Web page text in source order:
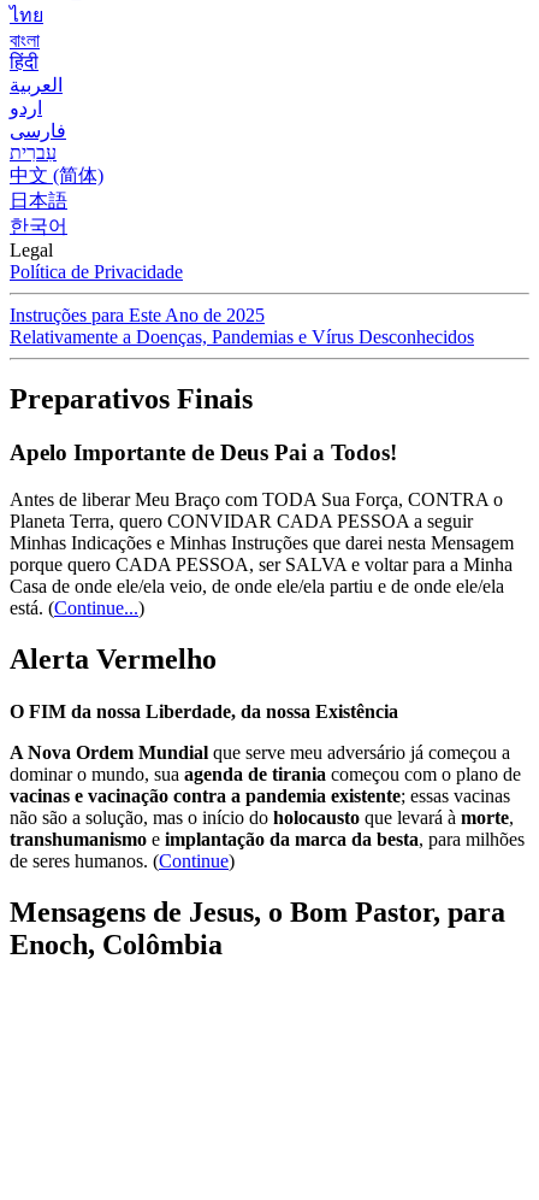
ไทย
বাংলা
हिंदी
العربية
اردو
فارسی
עִברִית
中文 (简体)
日本語
한국어
Legal
Política de Privacidade
Instruções para Este Ano de 2025
Relativamente a Doenças, Pandemias e Vírus Desconhecidos
Preparativos Finais
Apelo Importante de Deus Pai a Todos!
Antes de liberar Meu Braço com TODA Sua Força, CONTRA o
Planeta Terra, quero CONVIDAR CADA PESSOA a seguir
Minhas Indicações e Minhas Instruções que darei nesta Mensagem
porque quero CADA PESSOA, ser SALVA e voltar para a Minha
Casa de onde ele/ela veio, de onde ele/ela partiu e de onde ele/ela
está. (Continue...)
Alerta Vermelho
O FIM da nossa Liberdade, da nossa Existência
A Nova Ordem Mundial que serve meu adversário já começou a
dominar o mundo, sua agenda de tirania começou com o plano de
vacinas e vacinação contra a pandemia existente; essas vacinas
não são a solução, mas o início do holocausto que levará à morte,
transhumanismo e implantação da marca da besta, para milhões
de seres humanos. (Continue)
Mensagens de Jesus, o Bom Pastor, para
Enoch, Colômbia